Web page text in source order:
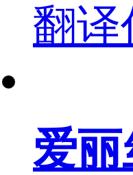
翻译
爱丽